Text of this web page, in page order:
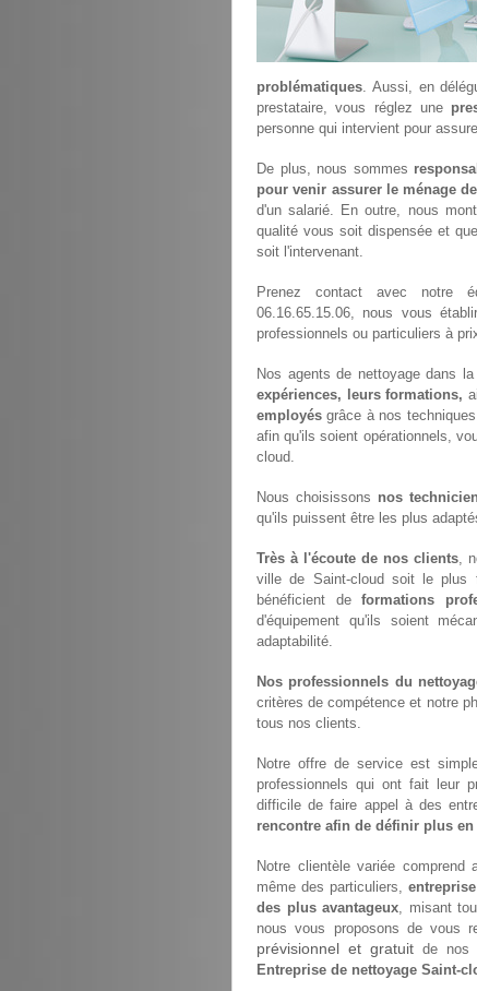
problématiques. Aussi, en
prestataire, vous réglez une
personne qui intervient pour
De plus, nous sommes
pour venir assurer le ménage
d'un salarié. En outre, nous
qualité vous soit dispensée et que
soit l'intervenant.
Prenez contact avec notre
06.16.65.15.06, nous vous
professionnels ou particuliers à
Nos agents de nettoyage dans
expériences, leurs formations,
employés grâce à nos
afin qu'ils soient opérationnels,
cloud.
Nous choisissons nos
qu'ils puissent être les plus
Très à l'écoute de nos clients,
ville de Saint-cloud soit le plus
bénéficient deformations
d'équipement qu'ils soient
adaptabilité.
Nos professionnels du
critères de compétence et notre
tous nos clients.
Notre offre de service est
professionnels qui ont fait leur
difficile de faire appel à des
rencontre afin de définir plus
Notre clientèle variée
même des particuliers,
des plus avantageux, misant
nous vous proposons de vous
prévisionnel et gratuit de nos
Entreprise de nettoyage Saint-